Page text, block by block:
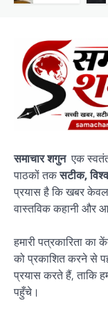
समाचार शगुन एक
पाठकों तकसटीक,
प्रयास है कि खबर
वास्तविक कहानी और
हमारी पत्रकारिता का
को प्रकाशित करने से
प्रयास करते हैं, ताकि
पहुँचे।